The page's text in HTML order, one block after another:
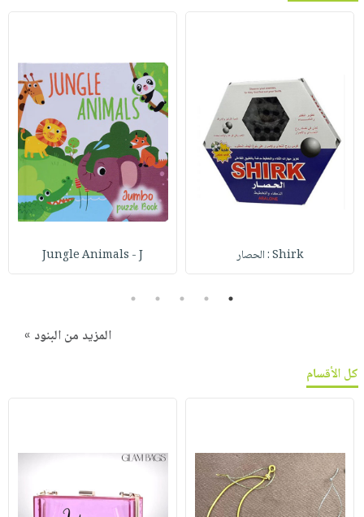
Shirk : الحصار Jungle Animals - J
1
2
3
4
5
المزيد من البنود »
كل الأقسام